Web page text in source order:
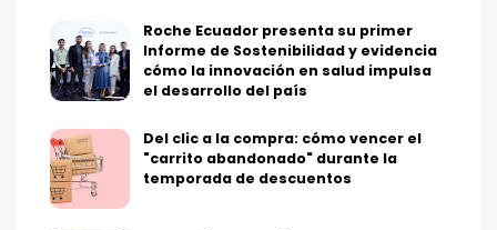
Roche Ecuador presenta su primer
Informe de Sostenibilidad y evidencia
cómo la innovación en salud impulsa
el desarrollo del país
Del clic a la compra: cómo vencer el
"carrito abandonado" durante la
temporada de descuentos